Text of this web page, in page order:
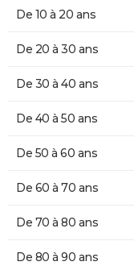
De 10 à 20 ans
De 20 à 30 ans
De 30 à 40 ans
De 40 à 50 ans
De 50 à 60 ans
De 60 à 70 ans
De 70 à 80 ans
De 80 à 90 ans